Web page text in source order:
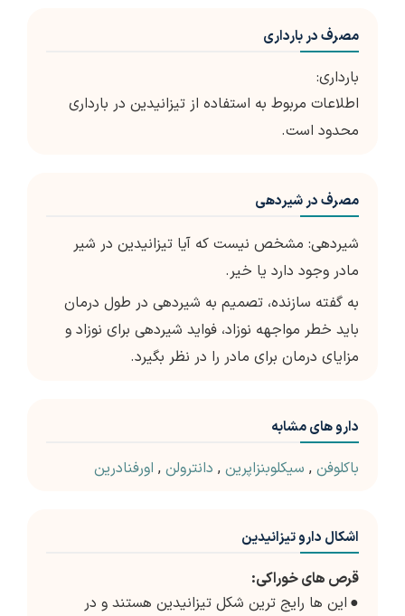
مصرف در بارداری
بارداری:
اطلاعات مربوط به استفاده از تیزانیدین در بارداری
محدود است.
مصرف در شیردهی
شیردهی: مشخص نیست که آیا تیزانیدین در شیر
مادر وجود دارد یا خیر.
به گفته سازنده، تصمیم به شیردهی در طول درمان
باید خطر مواجهه نوزاد، فواید شیردهی برای نوزاد و
مزایای درمان برای مادر را در نظر بگیرد.
دارو های مشابه
باکلوفن , سیکلوبنزاپرین , دانترولن , اورفنادرین
اشکال دارو تیزانیدین
قرص های خوراکی:
● این ها رایج ترین شکل تیزانیدین هستند و در